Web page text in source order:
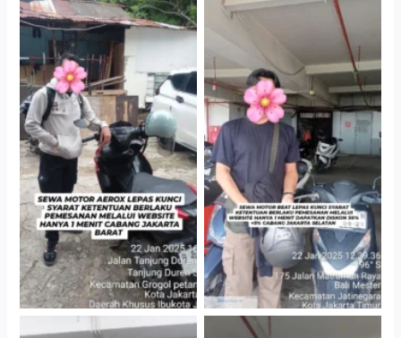
Cabang Jakarta Barat
Cityplaza Jatinegara
Gedung Parkir P6A